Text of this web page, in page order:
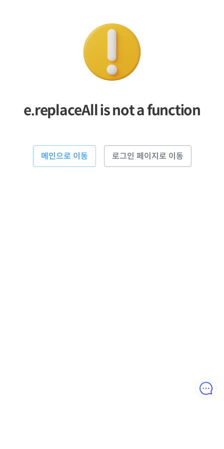
e.replaceAll is not a function
메인으로 이동 로그인 페이지로 이동